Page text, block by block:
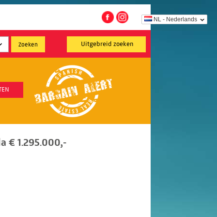
NL - Nederlands
Uitgebreid zoeken
€ 1.295.000,-